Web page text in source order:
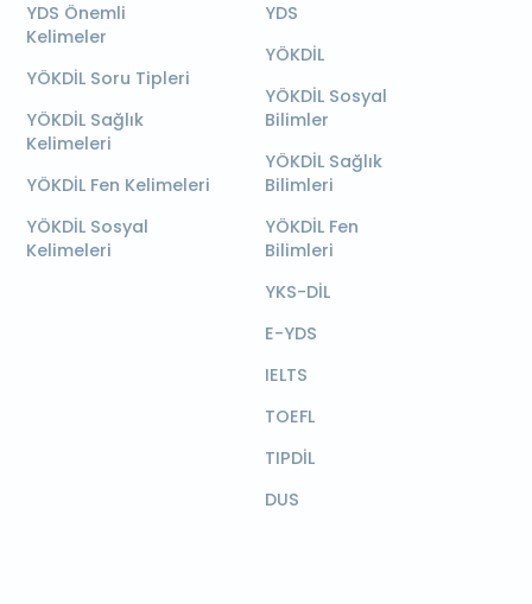
YDS Önemli
Kelimeler
YÖKDİL Soru Tipleri
YÖKDİL Sağlık
Kelimeleri
YÖKDİL Fen Kelimeleri
YÖKDİL Sosyal
Kelimeleri
YDS
YÖKDİL
YÖKDİL Sosyal
Bilimler
YÖKDİL Sağlık
Bilimleri
YÖKDİL Fen
Bilimleri
YKS-DİL
E-YDS
IELTS
TOEFL
TIPDİL
DUS